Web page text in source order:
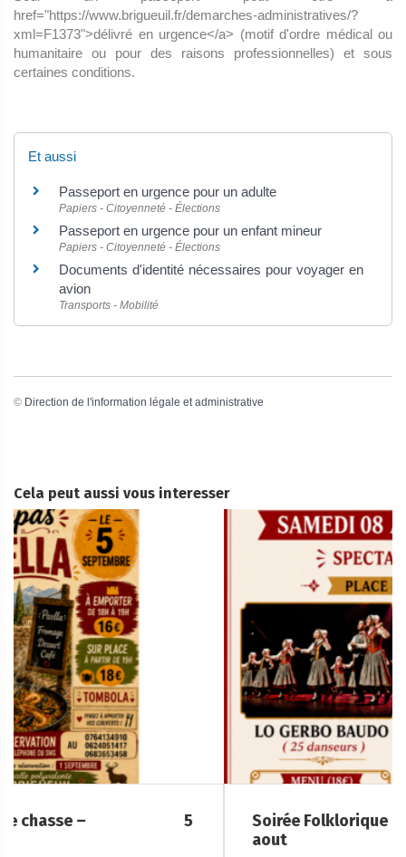
href="https://www.brigueuil.fr/demarches-administratives/?
xml=F1373">délivré en urgence</a> (motif d'ordre médical ou
humanitaire ou pour des raisons professionnelles) et sous
certaines conditions.
Et aussi
Passeport en urgence pour un adulte
Papiers - Citoyenneté - Élections
Passeport en urgence pour un enfant mineur
Papiers - Citoyenneté - Élections
Documents d'identité nécessaires pour voyager en
avion
Transports - Mobilité
© Direction de l'information légale et administrative
Cela peut aussi vous interesser
Soirée Folklorique – Brigueuil – Samedi 08